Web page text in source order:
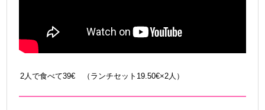
2人で食べて39€ （ランチセット19.50€×2人）